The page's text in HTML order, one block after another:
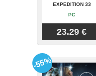
EXPEDITION 33
PC
23.29 €
-55%